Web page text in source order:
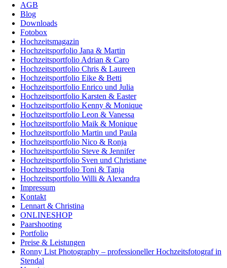
AGB
Blog
Downloads
Fotobox
Hochzeitsmagazin
Hochzeitsporfolio Jana & Martin
Hochzeitsportfolio Adrian & Caro
Hochzeitsportfolio Chris & Laureen
Hochzeitsportfolio Eike & Betti
Hochzeitsportfolio Enrico und Julia
Hochzeitsportfolio Karsten & Easter
Hochzeitsportfolio Kenny & Monique
Hochzeitsportfolio Leon & Vanessa
Hochzeitsportfolio Maik & Monique
Hochzeitsportfolio Martin und Paula
Hochzeitsportfolio Nico & Ronja
Hochzeitsportfolio Steve & Jennifer
Hochzeitsportfolio Sven und Christiane
Hochzeitsportfolio Toni & Tanja
Hochzeitsportfolio Willi & Alexandra
Impressum
Kontakt
Lennart & Christina
ONLINESHOP
Paarshooting
Portfolio
Preise & Leistungen
Ronny List Photography – professioneller Hochzeitsfotograf in
Stendal